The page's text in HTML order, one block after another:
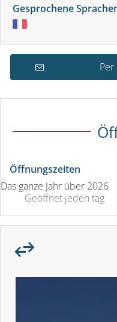
Gesprochene
Öffnungszeiten
Das ganze Jahr über 2026
Geöffnet jeden tag